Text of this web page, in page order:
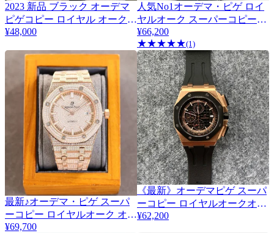
2023 新品 ブラック オーデマ
ピゲコピー ロイヤル オーク
メカニカル 101274
¥48,000
人気No1オーデマ・ピゲ ロイ
ヤルオーク スーパーコピー
15400OROOD002CR01
¥66,200
★★★★★(1)
2
最新♪オーデマ・ピゲ スーパ
ーコピー ロイヤルオーク オー
トマティック40mm Odi50917
¥69,700
《最新》オーデマピゲ スーパ
ーコピー ロイヤルオークオフ
ショアクロノ 44mm
¥62,200